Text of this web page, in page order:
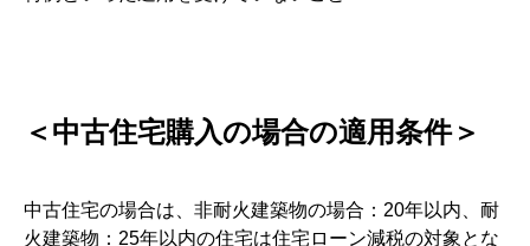
＜中古住宅購入の場合の適用条件＞
中古住宅の場合は、非耐火建築物の場合：20年以内、耐
火建築物：25年以内の住宅は住宅ローン減税の対象とな